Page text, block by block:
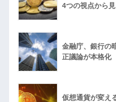
4つの視点から
金融庁、銀行の
正議論が本格化
仮想通貨が変え